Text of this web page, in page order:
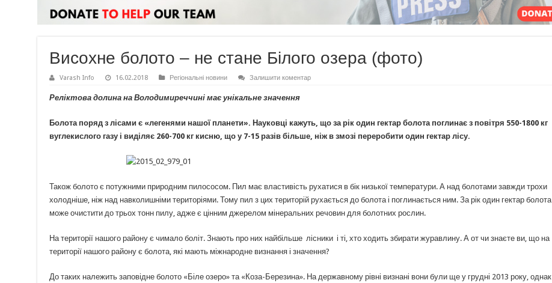
Висохне болото – не стане Білого озера (фото)
Varash Info 16.02.2018 Регіональні новини Залишити коментар
Реліктова долина на Володимиреччині має унікальне значення
Болота поряд з лісами є «легенями нашої планети». Науковці кажуть, що за рік один гектар болота поглинає з повітря 550-1800 кг
вуглекислого газу і виділяє 260-700 кг кисню, що у 7-15 разів більше, ніж в змозі переробити один гектар лісу.
Також болото є потужними природним пилососом. Пил має властивість рухатися в бік низької температури. А над болотами завжди трохи
холодніше, ніж над навколишніми територіями. Тому пил з цих територій рухається до болота і поглинається ним. За рік один гектар болота
може очистити до трьох тонн пилу, адже є цінним джерелом мінеральних речовин для болотних рослин.
На території нашого району є чимало боліт. Знають про них найбільше лісники і ті, хто ходить збирати журавлину. А от чи знаєте ви, що на
території нашого району є болота, які мають міжнародне визнання і значення?
До таких належить заповідне болото «Біле озеро» та «Коза-Березина». На державному рівні визнані вони були ще у грудні 2013 року, однак